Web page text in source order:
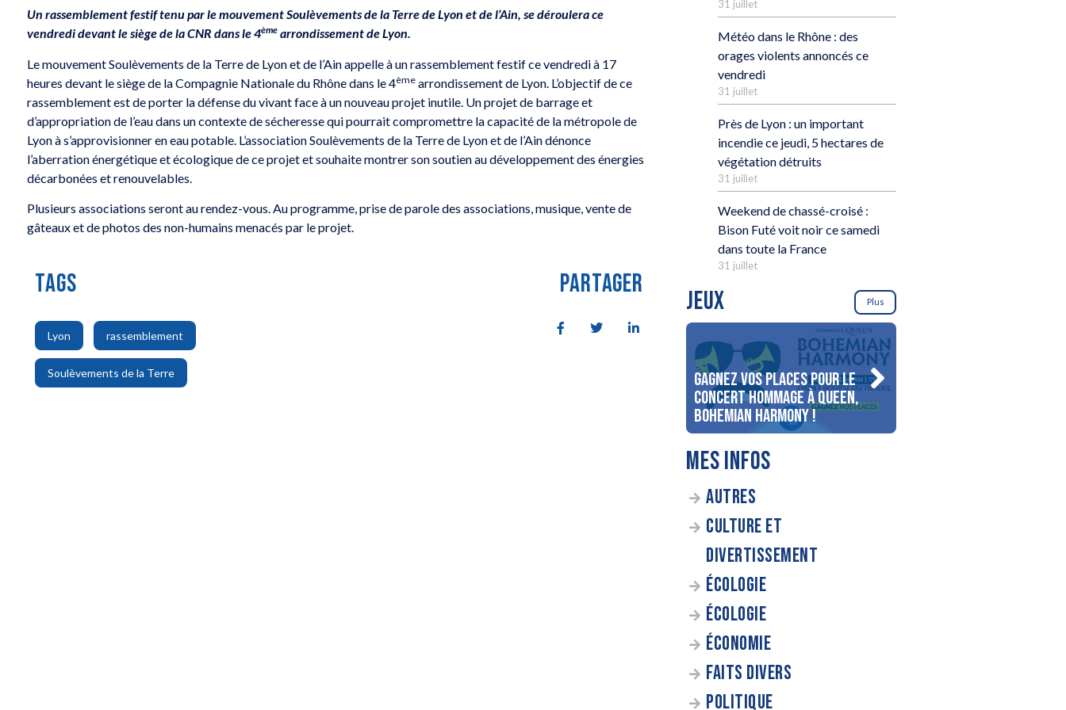
Un rassemblement festif tenu par le mouvement Soulèvements de la Terre de Lyon et de l’Ain, se déroulera ce
vendredi devant le siège de la CNR dans le 4ème arrondissement de Lyon.
Le mouvement Soulèvements de la Terre de Lyon et de l’Ain appelle à un rassemblement festif ce vendredi à 17
heures devant le siège de la Compagnie Nationale du Rhône dans le 4ème arrondissement de Lyon. L’objectif de ce
rassemblement est de porter la défense du vivant face à un nouveau projet inutile. Un projet de barrage et
d’appropriation de l’eau dans un contexte de sécheresse qui pourrait compromettre la capacité de la métropole de
Lyon à s’approvisionner en eau potable. L’association Soulèvements de la Terre de Lyon et de l’Ain dénonce
l’aberration énergétique et écologique de ce projet et souhaite montrer son soutien au développement des énergies
décarbonées et renouvelables.
Plusieurs associations seront au rendez-vous. Au programme, prise de parole des associations, musique, vente de
gâteaux et de photos des non-humains menacés par le projet.
TAGS
Lyon
,
rassemblement
Soulèvements de la Terre
PARTAGER
31 juillet
Météo dans le Rhône : des
orages violents annoncés ce
vendredi
31 juillet
Près de Lyon : un important
incendie ce jeudi, 5 hectares de
végétation détruits
31 juillet
Weekend de chassé-croisé :
Bison Futé voit noir ce samedi
dans toute la France
31 juillet
JEUX Plus
Gagnez vos places pour le
concert Hommage à Queen,
Bohemian Harmony !
MES INFOS
AUTRES
CULTURE ET
DIVERTISSEMENT
ÉCOLOGIE
ÉCOLOGIE
ÉCONOMIE
FAITS DIVERS
POLITIQUE